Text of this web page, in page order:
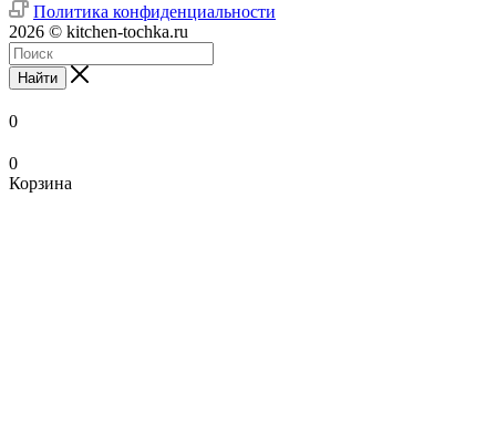
Политика конфиденциальности
2026 © kitchen-tochka.ru
Найти
0
0
Корзина